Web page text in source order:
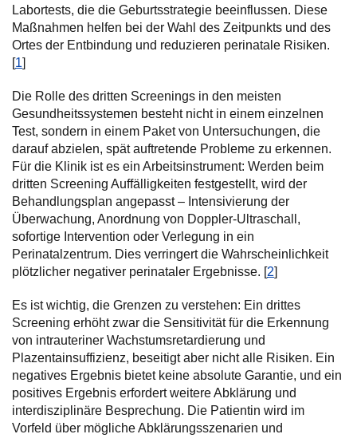
Labortests, die die Geburtsstrategie beeinflussen. Diese
Maßnahmen helfen bei der Wahl des Zeitpunkts und des
Ortes der Entbindung und reduzieren perinatale Risiken.
[1]
Die Rolle des dritten Screenings in den meisten
Gesundheitssystemen besteht nicht in einem einzelnen
Test, sondern in einem Paket von Untersuchungen, die
darauf abzielen, spät auftretende Probleme zu erkennen.
Für die Klinik ist es ein Arbeitsinstrument: Werden beim
dritten Screening Auffälligkeiten festgestellt, wird der
Behandlungsplan angepasst – Intensivierung der
Überwachung, Anordnung von Doppler-Ultraschall,
sofortige Intervention oder Verlegung in ein
Perinatalzentrum. Dies verringert die Wahrscheinlichkeit
plötzlicher negativer perinataler Ergebnisse. [2]
Es ist wichtig, die Grenzen zu verstehen: Ein drittes
Screening erhöht zwar die Sensitivität für die Erkennung
von intrauteriner Wachstumsretardierung und
Plazentainsuffizienz, beseitigt aber nicht alle Risiken. Ein
negatives Ergebnis bietet keine absolute Garantie, und ein
positives Ergebnis erfordert weitere Abklärung und
interdisziplinäre Besprechung. Die Patientin wird im
Vorfeld über mögliche Abklärungsszenarien und